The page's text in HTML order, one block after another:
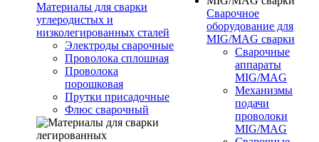
Материалы для сварки
углеродистых и
низколегированных сталей
Электроды сварочные
Проволока сплошная
Проволока
порошковая
Прутки присадочные
Флюс сварочный
Сварочное
оборудование для
MIG/MAG сварки
Сварочные
аппараты
MIG/MAG
Механизмы
подачи
проволоки
MIG/MAG